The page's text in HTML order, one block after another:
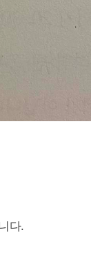
다.